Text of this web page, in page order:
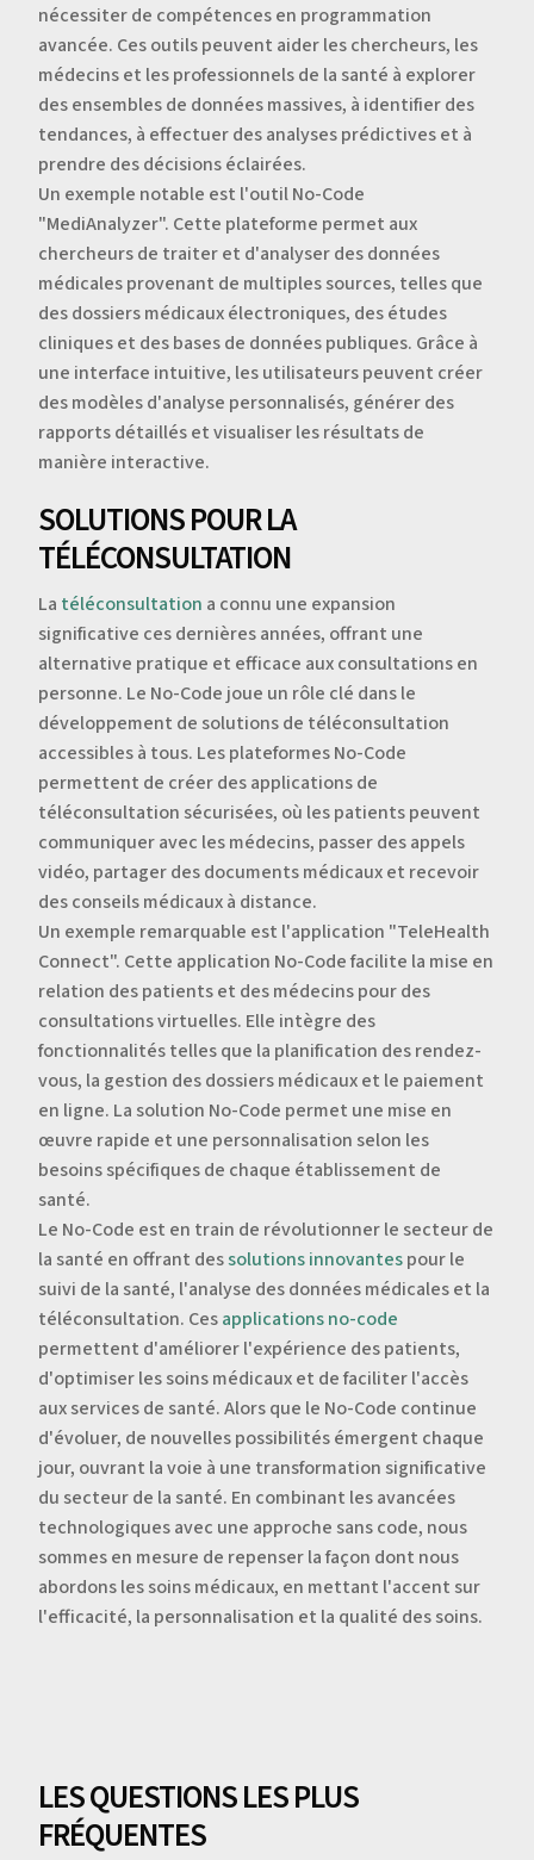
nécessiter de compétences en programmation
avancée. Ces outils peuvent aider les chercheurs, les
médecins et les professionnels de la santé à explorer
des ensembles de données massives, à identifier des
tendances, à effectuer des analyses prédictives et à
prendre des décisions éclairées.
Un exemple notable est l'outil No-Code
"MediAnalyzer". Cette plateforme permet aux
chercheurs de traiter et d'analyser des données
médicales provenant de multiples sources, telles que
des dossiers médicaux électroniques, des études
cliniques et des bases de données publiques. Grâce à
une interface intuitive, les utilisateurs peuvent créer
des modèles d'analyse personnalisés, générer des
rapports détaillés et visualiser les résultats de
manière interactive.
SOLUTIONS POUR LA
TÉLÉCONSULTATION
La téléconsultation a connu une expansion
significative ces dernières années, offrant une
alternative pratique et efficace aux consultations en
personne. Le No-Code joue un rôle clé dans le
développement de solutions de téléconsultation
accessibles à tous. Les plateformes No-Code
permettent de créer des applications de
téléconsultation sécurisées, où les patients peuvent
communiquer avec les médecins, passer des appels
vidéo, partager des documents médicaux et recevoir
des conseils médicaux à distance.
Un exemple remarquable est l'application "TeleHealth
Connect". Cette application No-Code facilite la mise en
relation des patients et des médecins pour des
consultations virtuelles. Elle intègre des
fonctionnalités telles que la planification des rendez-
vous, la gestion des dossiers médicaux et le paiement
en ligne. La solution No-Code permet une mise en
œuvre rapide et une personnalisation selon les
besoins spécifiques de chaque établissement de
santé.
Le No-Code est en train de révolutionner le secteur de
la santé en offrant dessolutions innovantespour le
suivi de la santé, l'analyse des données médicales et la
téléconsultation. Cesapplications no-code
permettent d'améliorer l'expérience des patients,
d'optimiser les soins médicaux et de faciliter l'accès
aux services de santé. Alors que le No-Code continue
d'évoluer, de nouvelles possibilités émergent chaque
jour, ouvrant la voie à une transformation significative
du secteur de la santé. En combinant les avancées
technologiques avec une approche sans code, nous
sommes en mesure de repenser la façon dont nous
abordons les soins médicaux, en mettant l'accent sur
l'efficacité, la personnalisation et la qualité des soins.
LES QUESTIONS LES PLUS
FRÉQUENTES